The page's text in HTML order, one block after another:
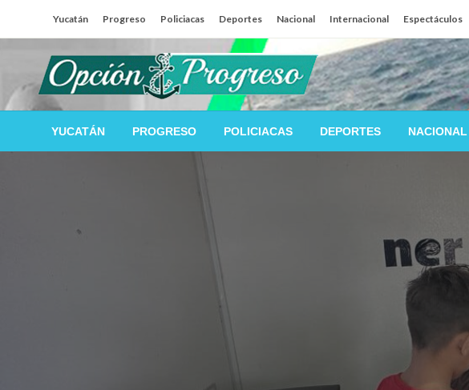
Yucatán Progreso Policiacas Deportes Nacional Internacional Espectáculos
Opción Progreso
Las noticias del día a día del puerto
YUCATÁN PROGRESO POLICIACAS DEPORTES NACIONAL